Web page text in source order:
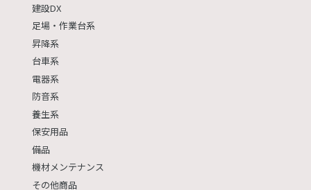
建設DX
足場・作業台系
昇降系
台車系
電器系
防音系
養生系
保安用品
備品
機材メンテナンス
その他商品